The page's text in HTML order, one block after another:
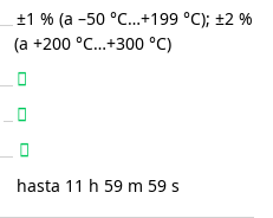
±1 % (a –50 °C…+199 °C); ±2 %
(a +200 °C…+300 °C)
hasta 11 h 59 m 59 s